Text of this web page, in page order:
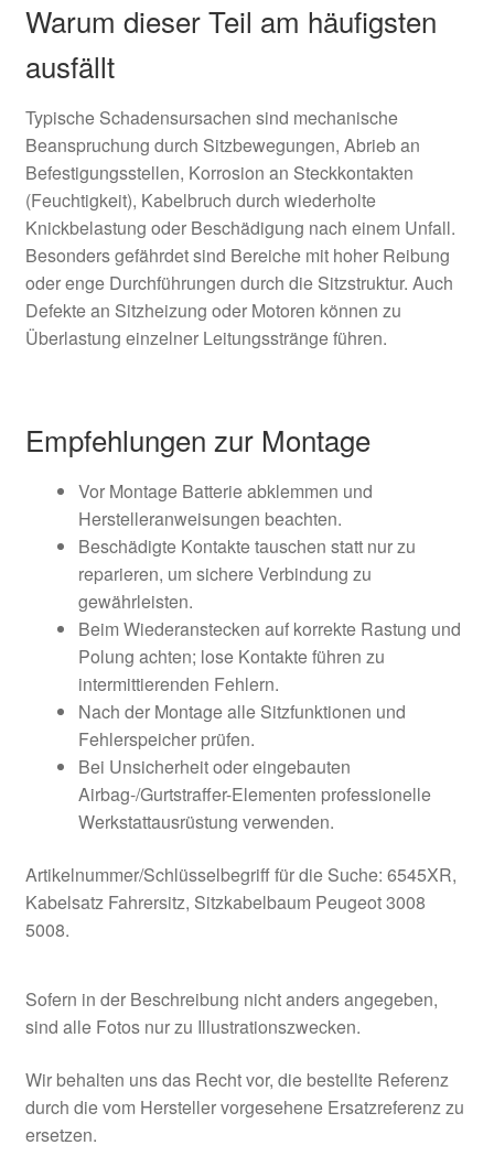
Warum dieser Teil am häufigsten
ausfällt
Typische Schadensursachen sind mechanische
Beanspruchung durch Sitzbewegungen, Abrieb an
Befestigungsstellen, Korrosion an Steckkontakten
(Feuchtigkeit), Kabelbruch durch wiederholte
Knickbelastung oder Beschädigung nach einem Unfall.
Besonders gefährdet sind Bereiche mit hoher Reibung
oder enge Durchführungen durch die Sitzstruktur. Auch
Defekte an Sitzheizung oder Motoren können zu
Überlastung einzelner Leitungsstränge führen.
Empfehlungen zur Montage
Vor Montage Batterie abklemmen und
Herstelleranweisungen beachten.
Beschädigte Kontakte tauschen statt nur zu
reparieren, um sichere Verbindung zu
gewährleisten.
Beim Wiederanstecken auf korrekte Rastung und
Polung achten; lose Kontakte führen zu
intermittierenden Fehlern.
Nach der Montage alle Sitzfunktionen und
Fehlerspeicher prüfen.
Bei Unsicherheit oder eingebauten
Airbag-/Gurtstraffer-Elementen professionelle
Werkstattausrüstung verwenden.
Artikelnummer/Schlüsselbegriff für die Suche: 6545XR,
Kabelsatz Fahrersitz, Sitzkabelbaum Peugeot 3008
5008.
Sofern in der Beschreibung nicht anders angegeben,
sind alle Fotos nur zu Illustrationszwecken.
Wir behalten uns das Recht vor, die bestellte Referenz
durch die vom Hersteller vorgesehene Ersatzreferenz zu
ersetzen.